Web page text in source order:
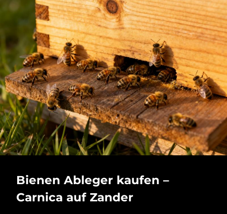
Bienen Ableger kaufen –
Carnica auf Zander